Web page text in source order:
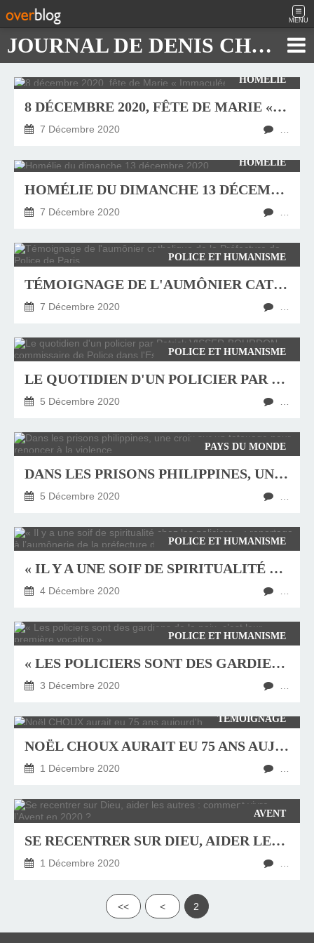
MENU
JOURNAL DE DENIS CHAUTARD
HOMÉLIE
8 DÉCEMBRE 2020, FÊTE DE MARIE « IMMACULÉE »
7 Décembre 2020
HOMÉLIE
HOMÉLIE DU DIMANCHE 13 DÉCEMBRE 2020
7 Décembre 2020
POLICE ET HUMANISME
TÉMOIGNAGE DE L'AUMÔNIER CATHOLIQUE DE LA PRÉFECTURE DE POLICE DE PARIS
7 Décembre 2020
POLICE ET HUMANISME
LE QUOTIDIEN D'UN POLICIER PAR PATRICK VISSER-BOURDON, COMMISSAIRE DE POLICE DANS L'ESSONNE
5 Décembre 2020
PAYS DU MONDE
DANS LES PRISONS PHILIPPINES, UNE CROIX SUR UN TATOUAGE POUR RENONCER À LA VIOLENCE
5 Décembre 2020
POLICE ET HUMANISME
« IL Y A UNE SOIF DE SPIRITUALITÉ CHEZ LES POLICIERS » : REPORTAGE À L’AUMÔNERIE DE LA PRÉFECTURE DE POLICE DE PARIS
4 Décembre 2020
POLICE ET HUMANISME
« LES POLICIERS SONT DES GARDIENS DE LA PAIX, C’EST LEUR PREMIÈRE VOCATION »
3 Décembre 2020
TÉMOIGNAGE
NOËL CHOUX AURAIT EU 75 ANS AUJOURD'HUI
1 Décembre 2020
AVENT
SE RECENTRER SUR DIEU, AIDER LES AUTRES : COMMENT VIVRE L’AVENT EN 2020 ?
1 Décembre 2020
<< < 2